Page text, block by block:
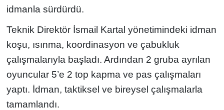
idmanla sürdürdü.
Teknik Direktör İsmail Kartal yönetimindeki idman
koşu, ısınma, koordinasyon ve çabukluk
çalışmalarıyla başladı. Ardından 2 gruba ayrılan
oyuncular 5’e 2 top kapma ve pas çalışmaları
yaptı. İdman, taktiksel ve bireysel çalışmalarla
tamamlandı.